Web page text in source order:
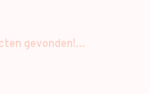
gevonden!...